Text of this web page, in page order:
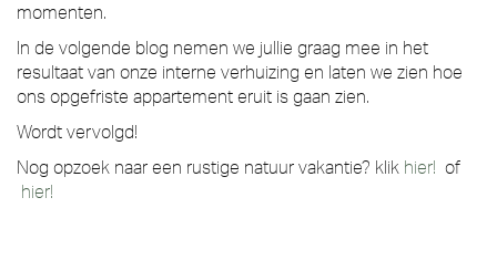
momenten.
In de volgende blog nemen we jullie graag mee in het
resultaat van onze interne verhuizing en laten we zien hoe
ons opgefriste appartement eruit is gaan zien.
Wordt vervolgd!
Nog opzoek naar een rustige natuur vakantie? klik hier! of
hier!